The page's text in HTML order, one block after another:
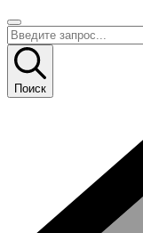
Поиск